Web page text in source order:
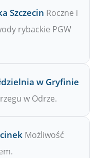
Szczecin Roczne i
rybackie PGW
w Gryfinie
w Odrze.
Możliwość